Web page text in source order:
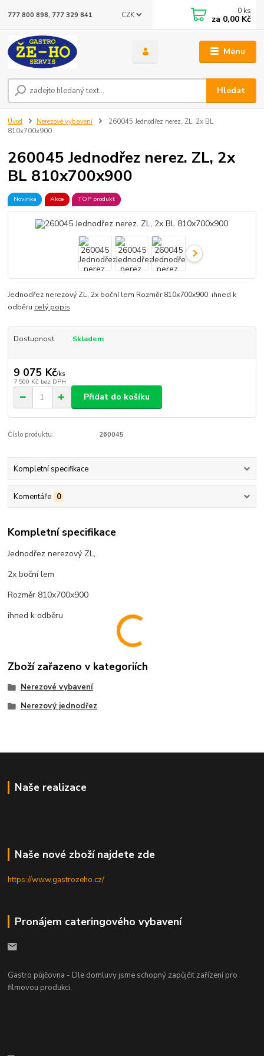
Menu
CZK
Hledat
777 800 898, 777 329 841 0 ks
za 0,00 Kč
Úvod Nerezové vybavení
260045 Jednodřez nerez. ZL, 2x BL
810x700x900
260045 Jednodřez nerez. ZL, 2x
BL 810x700x900
Novinka Akce TOP produkt
Jednodřez nerezový ZL, 2x boční lem Rozměr 810x700x900 ihned k
odběru celý popis
Dostupnost Skladem
9 075 Kč/ks
7 500 Kč bez DPH
Přidat do košíku
Číslo produktu: 260045
Kompletní specifikace
Komentáře 0
Kompletní specifikace
Jednodřez nerezový ZL,
2x boční lem
Rozměr 810x700x900
ihned k odběru
Zboží zařazeno v kategoriích
Nerezové vybavení
Nerezový jednodřez
Naše realizace
Naše nové zboží najdete zde
https://www.gastrozeho.cz/
Pronájem cateringového vybavení
Gastro půjčovna - Dle domluvy jsme schopný zapůjčit zařízení pro
filmovou produkci.